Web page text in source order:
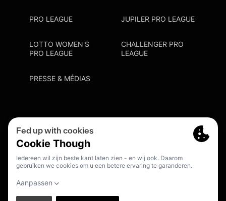
PRO LEAGUE JUPILER PRO LEAGUE
LOTTO WOMEN'S
PRO LEAGUE
CHALLENGER PRO
LEAGUE
PRESSE & MÉDIAS
Cookie Policy
Point De Contact Discrimination